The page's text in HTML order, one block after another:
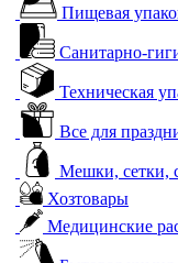
Пищевая
Санитарно-
Техническая
Все для
Мешки, сетки,
Хозтовары
Медицинские